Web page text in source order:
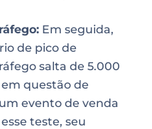
Em seguida,
de pico de
salta de 5.000
questão de
evento de venda
teste, seu